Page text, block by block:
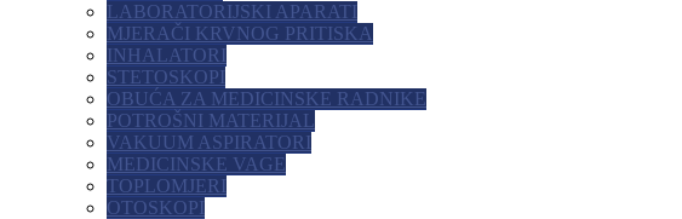
LABORATORIJSKI APARATI
MJERAČI KRVNOG PRITISKA
INHALATORI
STETOSKOPI
OBUĆA ZA MEDICINSKE RADNIKE
POTROŠNI MATERIJAL
VAKUUM ASPIRATORI
MEDICINSKE VAGE
TOPLOMJERI
OTOSKOPI